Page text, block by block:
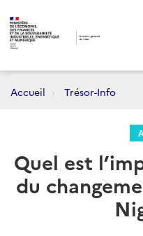
Accueil Trésor-Info
Quel est
du